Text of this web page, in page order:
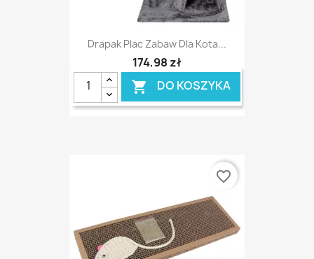
Drapak Plac Zabaw Dla Kota...
174,98 zł
 DO KOSZYKA
favorite_border